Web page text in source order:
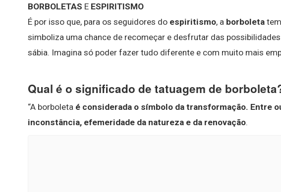
BORBOLETAS E ESPIRITISMO
É por isso que, para os seguidores do espiritismo, a borboleta
simboliza uma chance de recomeçar e desfrutar das
sábia. Imagina só poder fazer tudo diferente e com muito mais
Qual é o significado de tatuagem de
“A borboleta é considerada o símbolo da transformação. Entre
inconstância, efemeridade da natureza e da renovação.